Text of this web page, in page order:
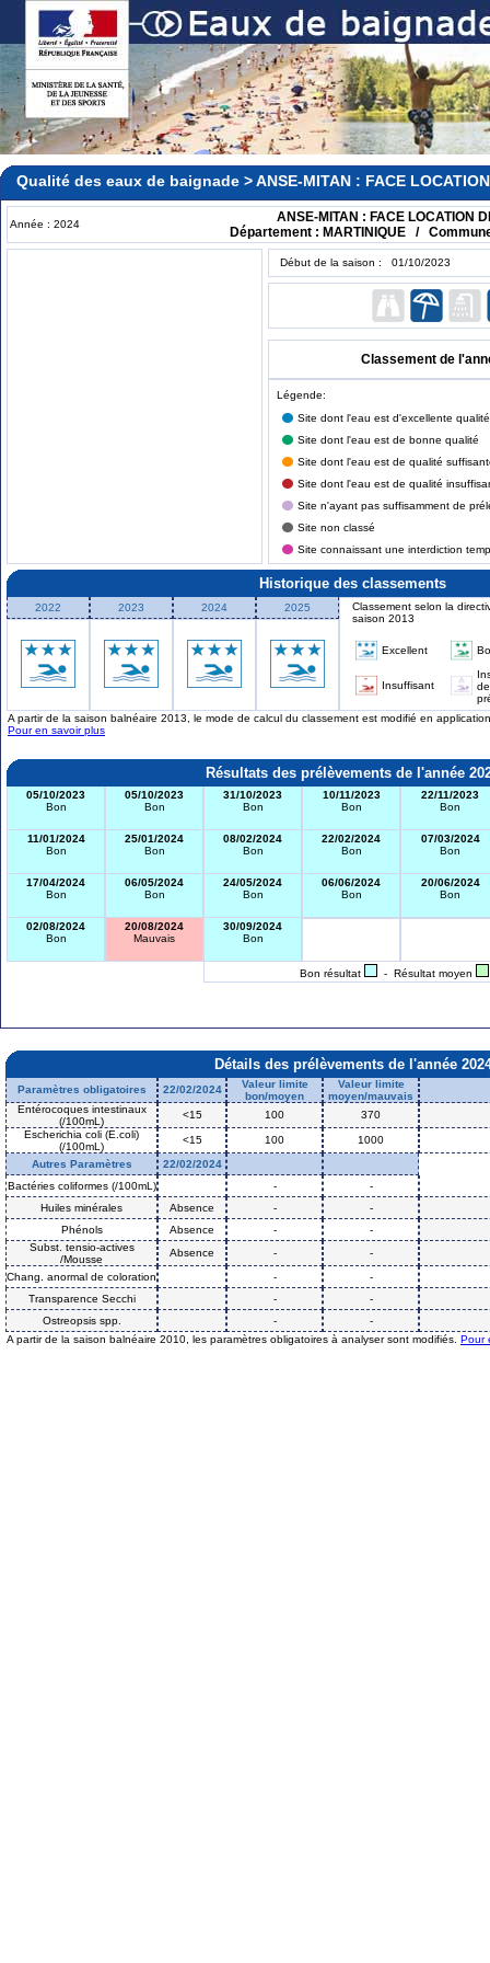
Qualité des eaux de baignade > ANSE-MITAN : FACE
Année : 2024
ANSE-MITAN : FACE LOCATION
Département : MARTINIQUE /
Début de la saison : 01/10/2023
Classement de
Légende:
Site dont l'eau est d'excellente qualité
Site dont l'eau est de bonne qualité
Site dont l'eau est de qualité
Site dont l'eau est de qualité
Site n'ayant pas suffisamment de
Site non classé
Site connaissant une interdiction
Historique des classements
2022 2023 2024 2025
Classement selon la
saison 2013
Excellent
Insuffisant
de
A partir de la saison balnéaire 2013, le mode de calcul du classement est modifié en
Pour en savoir plus
Résultats des prélèvements de l'année
05/10/2023
Bon
05/10/2023
Bon
31/10/2023
Bon
10/11/2023
Bon
22/11/2023
Bon
11/01/2024
Bon
25/01/2024
Bon
08/02/2024
Bon
22/02/2024
Bon
07/03/2024
Bon
17/04/2024
Bon
06/05/2024
Bon
24/05/2024
Bon
06/06/2024
Bon
20/06/2024
Bon
02/08/2024
Bon
20/08/2024
Mauvais
30/09/2024
Bon
Bon résultat - Résultat moyen
Détails des prélèvements de l'année
Paramètres obligatoires 22/02/2024
Valeur limite
bon/moyen
Valeur limite
moyen/mauvais
Entérocoques intestinaux
(/100mL)
<15 100
370
Escherichia coli (E.coli)
(/100mL)
<15 100
1000
Autres Paramètres
22/02/2024
Bactéries coliformes (/100mL)
-
-
Huiles minérales
Absence -
-
Phénols
Absence -
-
Subst. tensio-actives
/Mousse
Absence -
-
Chang. anormal de coloration
-
-
Transparence Secchi
-
-
Ostreopsis spp.
-
-
A partir de la saison balnéaire 2010, les paramètres obligatoires à analyser sont modifiés. Pour